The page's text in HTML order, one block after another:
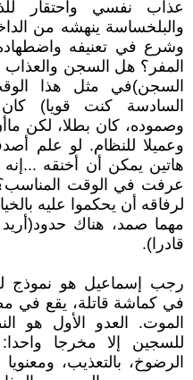
عذاب نفسي واحتقار
والبلخساسة ينهشه من
وشرع في تعنيفه
المفر؟ هل السجن
السجن)في مثل هذا
السادسة كنت قويا)
وصموده، كان بطلا، لكن
وعميلا للنظام. لو علم
هاتين يمكن أن أخنقه ...إنه
عرفت في الوقت
لرفاقه أن يحكموا عليه
مهما صمد، هناك
قادرا).
رجب إسماعيل هو نموذج
في كماشة قاتلة، يقع في
الموت. العدو الأول هو
للسجين إلا مخرجا
الرضوخ، بالتعذيب،